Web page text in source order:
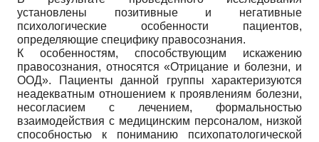
установлены позитивные и негативные
психологические особенности пациентов,
определяющие специфику правосознания.
К особенностям, способствующим искажению
правосознания, относятся «Отрицание и болезни, и
ООД». Пациенты данной группы характеризуются
неадекватным отношением к проявлениям болезни,
несогласием с лечением, формальностью
взаимодействия с медицинским персоналом, низкой
способностью к пониманию психопатологической